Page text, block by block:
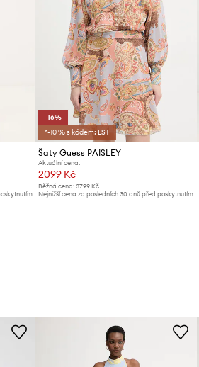
-16%
*-10 % s kódem: LST
Šaty Guess PAISLEY
Aktuální cena:
2099 Kč
Běžná cena: 3799 Kč
Nejnižší cena za posledních 30 dnů před poskytnutím